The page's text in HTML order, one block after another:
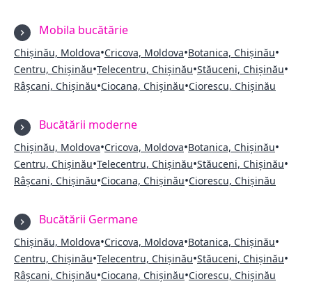
Mobila bucătărie
Chișinău, Moldova•Cricova, Moldova•Botanica, Chișinău•
Centru, Chișinău•Telecentru, Chișinău•Stăuceni, Chișinău•
Râșcani, Chișinău•Ciocana, Chișinău•Ciorescu, Chișinău
Bucătării moderne
Chișinău, Moldova•Cricova, Moldova•Botanica, Chișinău•
Centru, Chișinău•Telecentru, Chișinău•Stăuceni, Chișinău•
Râșcani, Chișinău•Ciocana, Chișinău•Ciorescu, Chișinău
Bucătării Germane
Chișinău, Moldova•Cricova, Moldova•Botanica, Chișinău•
Centru, Chișinău•Telecentru, Chișinău•Stăuceni, Chișinău•
Râșcani, Chișinău•Ciocana, Chișinău•Ciorescu, Chișinău